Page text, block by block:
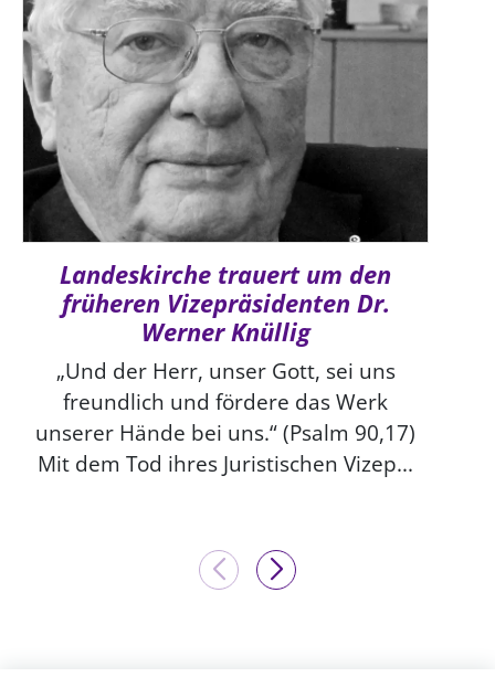
Landeskirche trauert um den
früheren Vizepräsidenten Dr.
Werner Knüllig
„Und der Herr, unser Gott, sei uns
freundlich und fördere das Werk
unserer Hände bei uns.“ (Psalm 90,17)
Mit dem Tod ihres Juristischen Vizep...